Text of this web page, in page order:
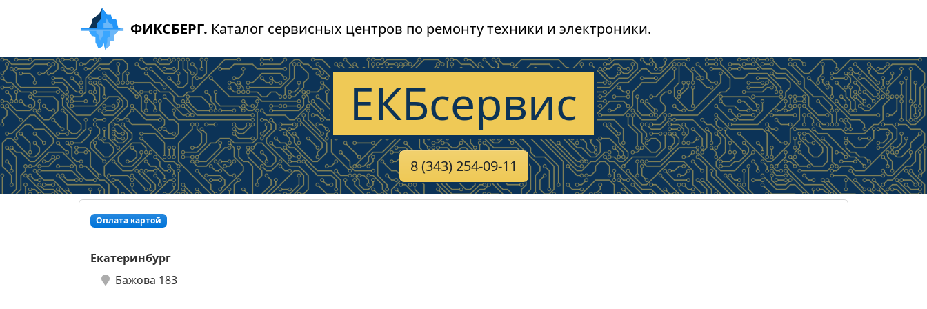
ФИКСБЕРГ. Каталог сервисных центров по ремонту техники и электроники.
ЕКБсервис
8 (343) 254-09-11
Оплата картой
Екатеринбург
Бажова 183